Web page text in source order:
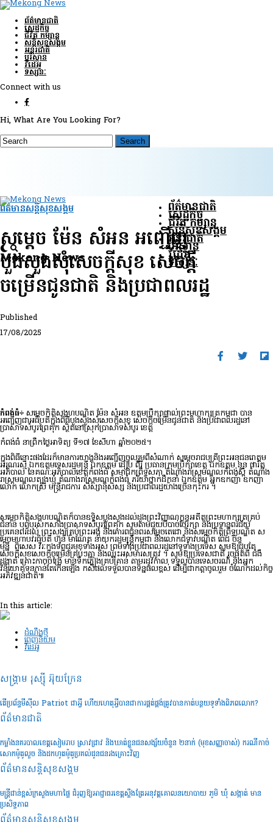
ព័ត៌មានជាតិ
សេដ្ឋកិច្ច
ជីវិត កម្សាន្ត
សន្តិសុខ​សង្គម
អន្តរជាតិ
បរិស្ថាន
វីដេអូ
ទស្សនៈ
Connect with us
Hi, What Are You Looking For?
Mekong News
ព័ត៌មានជាតិ
សេដ្ឋកិច្ច
ជីវិត កម្សាន្ត
សន្តិសុខ​សង្គម
អន្តរជាតិ
បរិស្ថាន
វីដេអូ
ទស្សនៈ
ព័ត៌មានសន្តិសុខ​សង្គម
សម្តេច ម៉ែន សំអន អញ្ជើញ
បួងសួងសុំសេចក្តីសុខ សេចក្តី
ចម្រើនជូនជាតិ និងប្រជាពលរដ្ឋ
Published
17/08/2025
កំពង់ធំ÷ សម្តេចកិត្តិសង្គហបណ្ឌិត ម៉ែន សំអន ឧត្តមប្រឹក្សាផ្ទាល់ព្រះមហាក្សត្រកម្ពុជា បាន
អញ្ជើញជាអធិបតីក្នុងពិធីបួងសួងសុំសេចក្តីសុខ សេចក្តីចម្រើនជូនជាតិ និងប្រជាពលរដ្ឋនៅ
ប្រាសាទសំបូរព្រៃគុក ស្ថិតនៅស្រុកប្រាសាទសំបូរ ខេត្ដ
កំពង់ធំ នាព្រឹកថ្ងៃអាទិត្យ ទី១៧ ខែសីហា ឆ្នាំ២០២៥។
ក្នុងពិធីនោះផងដែរក៏មានការយាង្គនិងអញ្ជើញចូលរួមពីសំណាក់ សម្តេចរាជបុត្រីព្រះអនុជនរោត្តម
អរុណរស្មី ឯកឧត្តមទេសរដ្ឋមន្ត្រី ឯកឧត្តម ដៀប ពីរី ប្រធានក្រុមប្រឹក្សាខេត្ត ឯកឧត្តម នួន ផារ័ត្ន
អភិបាល នៃគណ:អភិបាលខេត្តកំពង់ធំ សមាជិកព្រឹទ្ធសភា តំណាងរាស្រ្តមណ្ឌលកំពង់ស្ពឺ តំណាង
រាស្រ្តមណ្ឌលត្បូងឃ្មុំ តំណាងរាស្រ្តមណ្ឌកំពង់ធំ ភរិយាថ្នាក់ដឹកនាំ ឯកឧត្តម អ្នកឧកញ៉ា ឧកញ៉ា
លោក លោកស្រី មន្ដ្រីរាជការ សិស្សានុសិស្ស និងប្រជាពរដ្ឋយ៉ាងច្រើនកុះករ ។
សម្តេចកិត្តិសង្គហបណ្ឌិតក៏បានឧទ្ទិសបួងសួងដល់ដួងព្រះវិញ្ញាណក្ខន្ធអតីតព្រះមហាក្សត្រគ្រប់
ជំនាន់ បុព្វបុរសកសាងប្រាសាទសំបូរព្រៃគុក សូមតាមជួយបីបាច់ថែរក្សា និងប្រទានពរជ័យ
ប្រគេនពរដល់ ព្រះសង្ឃគ្រប់ព្រះអង្គ និងគោរពជូនពរសម្តេចតេជោ និងសម្តេចកិត្តិព្រឹទ្ធបណ្ឌិត ស
ម្តេចមហាបវរធិបតី ហ៊ុន ម៉ាណែត នាយករដ្ឋមន្រ្តីកម្ពុជា និងលោកជំទាវបណ្ឌិត ពេជ ច័ន្ទ
មុន្នី ពិសេស វីរៈកងទ័ពជួរមុខទាំងអស់ ព្រមទាំងប្រជាពលរដ្ឋនៅទូទាំងប្រទេស សូមឱ្យជួបតែ
សេចក្តីសុខសេចក្តីចម្រើនគ្រប់ៗគ្នា និងឈ្នះអស់មារសត្រូវ ។ សូមឱ្យប្រទេសជាតិ រួចផុតពី ជំងឺ
ដង្កាត់ គ្រោះកាចចង្រៃ មានទឹកភ្លៀងគ្រប់គ្រាន់ តាមរដូវកាល ទទួលបានទេសចរណ៍ និងអ្នក
វិនិយោគទុនកាន់តែកើនឡើង កសិផលទទួលបានទិន្នផលខ្ពស់ ដើម្បីជាកត្តាចូលរួម ចំណែកដល់កិច្ច
អភិវឌ្ឍន៍ជាតិ៕
In this article:
ដំណឹងថ្មី
ពេញនិយម
វីដេអូ
សង្គ្រាម រុស្ស៊ី អ៊ុយក្រែន
តើប្រព័ន្ធមីស៊ីល Patriot ជាអ្វី ហើយហេតុអ្វីបានជាការផ្គត់ផ្គង់ត្រូវបានកាត់បន្ថយទូទាំងពិភពលោក?
ព័ត៌មានជាតិ
កម្លាំងនគរបាលខេត្តសៀមរាប ស្រាវជ្រាវ និងឃាត់ខ្លួនជនសង្ស័យចំនួន ២នាក់ (មុខសញ្ញាចាស់) ករណីកាច់
សោកម៉ូតូលួច និងដកហូតម៉ូតូប្រគល់ជូនជនរងគ្រោះវិញ
ព័ត៌មានសន្តិសុខ​សង្គម
មន្រ្តីជាន់ខ្ពស់ក្រសួងមហាផ្ទៃ ជំរុញឱ្យអាជ្ញាធរខេត្តស្ទឹងត្រែអនុវត្តគោលនយោបាយ ភូមិ ឃុំ សង្កាត់ មាន
ប្រសិទ្ធភាព